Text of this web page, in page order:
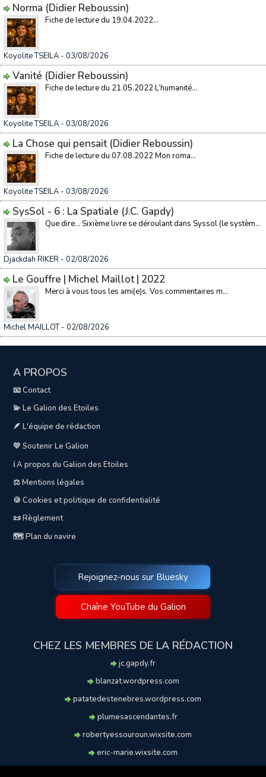
Norma (Didier Reboussin)
Fiche de lecture du 19.04.2022...
Koyolite TSEILA - 03/08/2026
Vanité (Didier Reboussin)
Fiche de lecture du 21.05.2022 L’humanité...
Koyolite TSEILA - 03/08/2026
La Chose qui pensait (Didier Reboussin)
Fiche de lecture du 07.08.2022 Mon roma...
Koyolite TSEILA - 03/08/2026
SysSol - 6 : La Spatiale (J.C. Gapdy)
Que dire… Sixième livre se déroulant dans Syssol (le systèm...
Djackdah RIKER - 02/08/2026
Le Gouffre | Michel Maillot | 2022
Merci à vous tous les ami(e)s. Vos commentaires m...
Michel MAILLOT- 02/08/2026
A PROPOS
📧 Contact
💫 Le Galion des Etoiles
🪶 L'équipe de rédaction
💛 Soutenir Le Galion
ℹ️ A propos du Galion des Etoiles
⚖️ Mentions légales
🍪 Cookies et politique de confidentialité
📜 Règlement
🗺️ Plan du navire
Rejoignez-nous sur Bluesky
Chaîne YouTube du Galion
CHEZ LES MEMBRES DE LA RÉDACTION
jc.gapdy.fr
blanzat.wordpress.com
patatedestenebres.wordpress.com
plumesascendantes.fr
robertyessouroun.wixsite.com
eric-marie.wixsite.com